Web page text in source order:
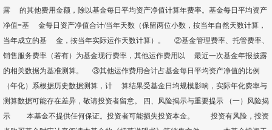
露 的其他费用金额，除以基金每日平均资产净值计算年费率。基金每日平均资产
净值=基 金每日资产净值合计/当年天数（保留两位小数，按当年自然天数计算，
当年成立的基 金，按当年实际运作天数计算）。 ②基金管理费率、托管费率、
销售服务费率（若有）为基金现行费率，其他运作费用以 最近一次基金年报披露
的相关数据为基准测算。 ③其他运作费用合计占基金每日平均资产净值的比例
（年化）系根据历史数据测算，计 算结果受基金日均规模影响，实际年化费率与
测算数据可能存在差异，敬请投资者留意。 四、风险揭示与重要提示 （一）风险揭
示 本基金不提供任何保证。投资者可能损失投资本金。 投资有风险，投资